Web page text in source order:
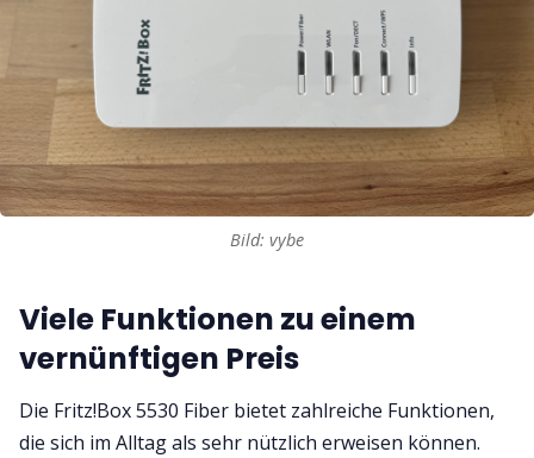
Bild: vybe
Viele Funktionen zu einem
vernünftigen Preis
Die Fritz!Box 5530 Fiber bietet zahlreiche Funktionen,
die sich im Alltag als sehr nützlich erweisen können.